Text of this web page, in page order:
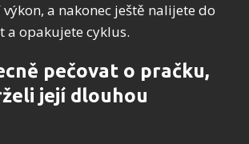
a nakonec ještě nalijete do
a opakujete cyklus.
pečovat o pračku,
její dlouhou